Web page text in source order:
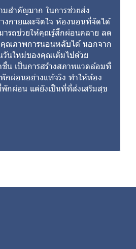
สำคัญมาก ในการช่วยส่ง
งกายและจิตใจ ห้องนอนที่จัดได้
มารถช่วยให้คุณรู้สึกผ่อนคลาย ลด
คุณภาพการนอนหลับได้ นอกจาก
วันใหม่ของคุณเต็มไปด้วย
น เป็นการสร้างสภาพแวดล้อมที่
กผ่อนอย่างแท้จริง ทำให้ห้อง
กผ่อน แต่ยังเป็นที่ที่ส่งเสริมสุข